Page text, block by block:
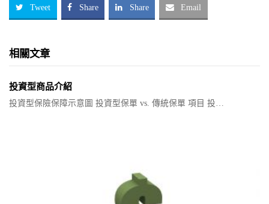
Tweet Share Share Email
相關文章
投資型商品介紹
投資型保險保障示意圖 投資型保單 vs. 傳統保單 項目 投…